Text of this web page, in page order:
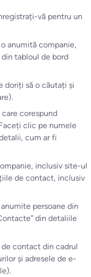
vă pentru un
anumită companie,
tabloul de bord
doriți să o căutați și
corespund
clic pe numele
cum ar fi
inclusiv site-ul
de contact, inclusiv
persoane din
din detaliile
de contact din cadrul
și adresele de e-